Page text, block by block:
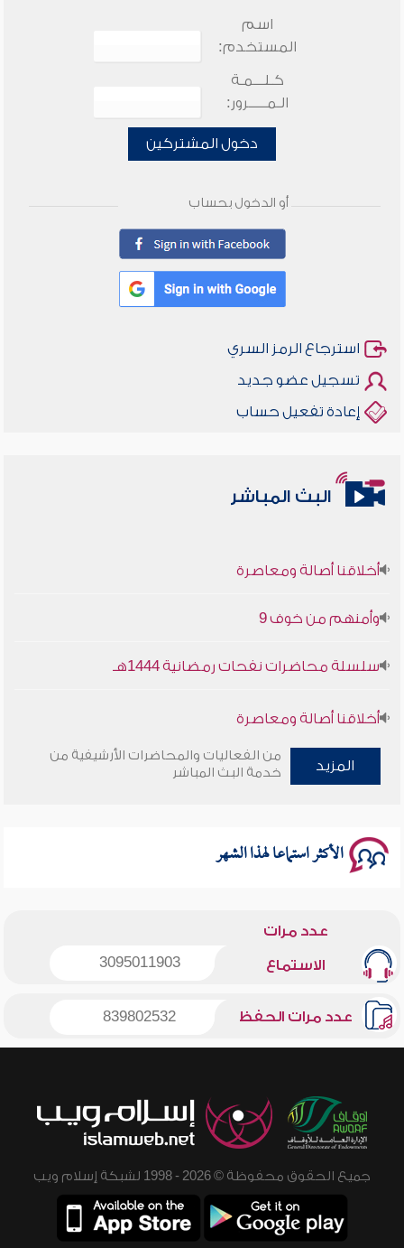
اسم
المستخدم:
كـلـــمـة
الـمـــــرور:
دخول المشتركين
أو الدخول بحساب
استرجاع الرمز السري
تسجيل عضو جديد
إعادة تفعيل حساب
البث المباشر
أخلاقنا أصالة ومعاصرة
وأمنهم من خوف 9
سلسلة محاضرات نفحات رمضانية 1444هـ
أخلاقنا أصالة ومعاصرة
وأمنهم من خوف 9
المزيد
من الفعاليات والمحاضرات الأرشيفية من
خدمة البث المباشر
الأكثر استماعا لهذا الشهر
عدد مرات
الاستماع 3095011903
عدد مرات الحفظ 839802532
جميع الحقوق محفوظة © 2026 - 1998 لشبكة إسلام ويب